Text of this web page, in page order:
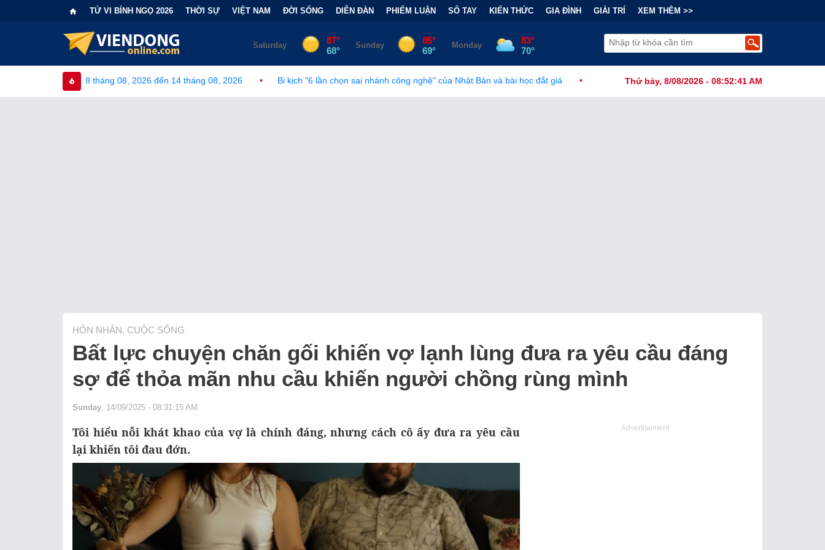
TỬ VI BÍNH NGỌ 2026 THỜI SỰ VIỆT NAM ĐỜI SỐNG DIỄN ĐÀN PHIẾM LUẬN SỔ TAY KIẾN THỨC GIA ĐÌNH GIẢI TRÍ XEM THÊM >>
Thứ bảy, 8/08/2026 - 08:52:42 AM
tháng 08, 2026 đến 14 tháng 08, 2026 • Bi kịch "6 lần chọn sai nhánh công nghệ" của Nhật Bản và bài học đắt giá • Bẫy Tài Chính Đằng Sau "Cơn Sốt" Trà Sữa Nhượng Quyền: Lợi Nhuận Thuộc
HÔN NHÂN, CUỘC SỐNG
Bất lực chuyện chăn gối khiến vợ lạnh lùng đưa ra yêu cầu đáng
sợ để thỏa mãn nhu cầu khiến người chồng rùng mình
Sunday , 14/09/2025 - 08:31:15 AM
Tôi hiểu nỗi khát khao của vợ là chính đáng, nhưng cách cô ấy đưa ra yêu cầu
lại khiến tôi đau đớn.
Advertisement